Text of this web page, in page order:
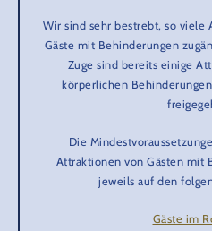
Wir sind sehr bestrebt, so
Gäste mit Behinderungen
Zuge sind bereits einige
körperlichen
Die
Attraktionen von Gästen mit
jeweils auf den
Gäste im